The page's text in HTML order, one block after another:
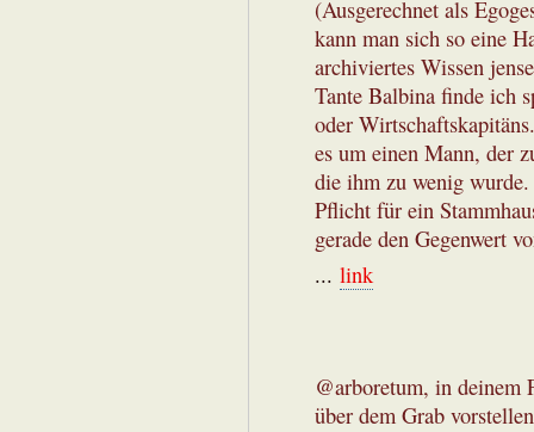
(Ausgerechnet als
kann man sich so eine
archiviertes Wissen
Tante Balbina finde ich
oder
es um einen Mann, der
die ihm zu wenig wurde.
Pflicht für ein
gerade den Gegenwert
... link
@arboretum, in deinem
über dem Grab